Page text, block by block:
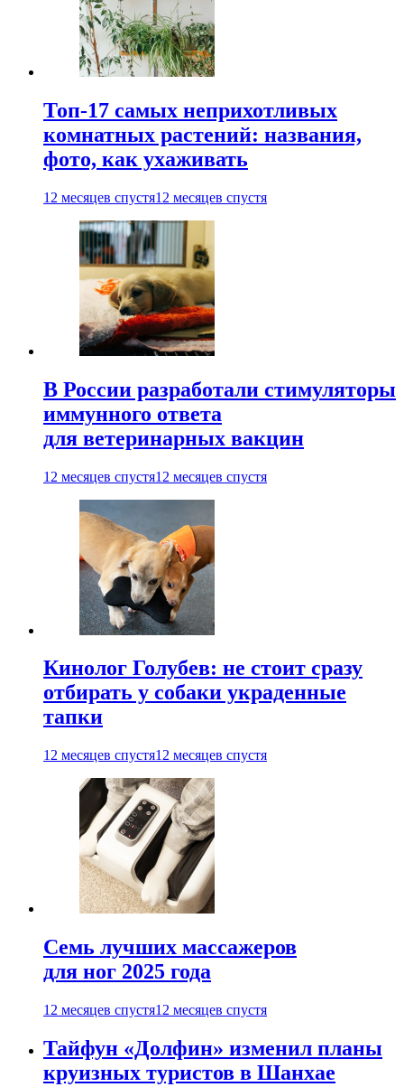
Топ-17 самых неприхотливых
комнатных растений: названия,
фото, как ухаживать
12 месяцев спустя12 месяцев спустя
В России разработали стимуляторы
иммунного ответа
для ветеринарных вакцин
12 месяцев спустя12 месяцев спустя
Кинолог Голубев: не стоит сразу
отбирать у собаки украденные
тапки
12 месяцев спустя12 месяцев спустя
Семь лучших массажеров
для ног 2025 года
12 месяцев спустя12 месяцев спустя
Тайфун «Долфин» изменил планы
круизных туристов в Шанхае